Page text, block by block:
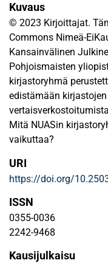
Kuvaus
© 2023 Kirjoittajat.
Commons Nimeä-
Kansainvälinen
Pohjoismaisten
kirjastoryhmä
edistämään
Mitä NUASin
vaikuttaa?
URI
https://doi.org/
ISSN
0355-0036
2242-9468
Kausijulkaisu